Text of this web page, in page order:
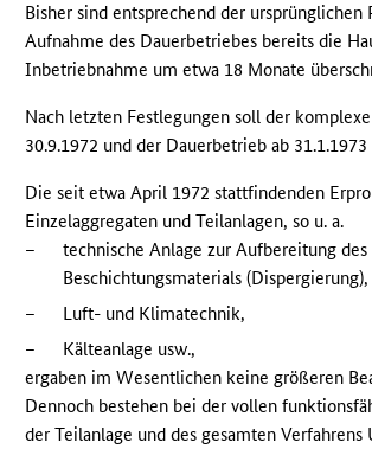
Bisher sind entsprechend der ursprünglichen
Aufnahme des Dauerbetriebes bereits die
Inbetriebnahme um etwa 18 Monate
Nach letzten Festlegungen soll der
30.9.1972 und der Dauerbetrieb ab
Die seit etwa April 1972 stattfindenden
Einzelaggregaten und Teilanlagen, so u. a.
–
technische Anlage zur Aufbereitung des
Beschichtungsmaterials (Dispergierung),
–
Luft- und Klimatechnik,
–
Kälteanlage usw.,
ergaben im Wesentlichen keine größeren
Dennoch bestehen bei der vollen
der Teilanlage und des gesamten Verfahrens